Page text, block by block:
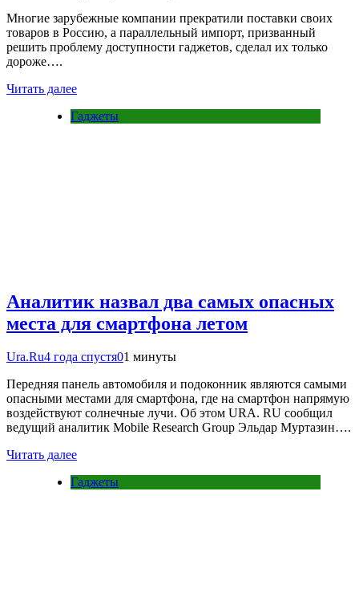
Многие зарубежные компании прекратили поставки своих
товаров в Россию, а параллельный импорт, призванный
решить проблему доступности гаджетов, сделал их только
дороже….
Читать далее
Гаджеты
Аналитик назвал два самых опасных
места для смартфона летом
Ura.Ru4 года спустя01 минуты
Передняя панель автомобиля и подоконник являются самыми
опасными местами для смартфона, где на смартфон напрямую
воздействуют солнечные лучи. Об этом URA. RU сообщил
ведущий аналитик Mobile Research Group Эльдар Муртазин….
Читать далее
Гаджеты